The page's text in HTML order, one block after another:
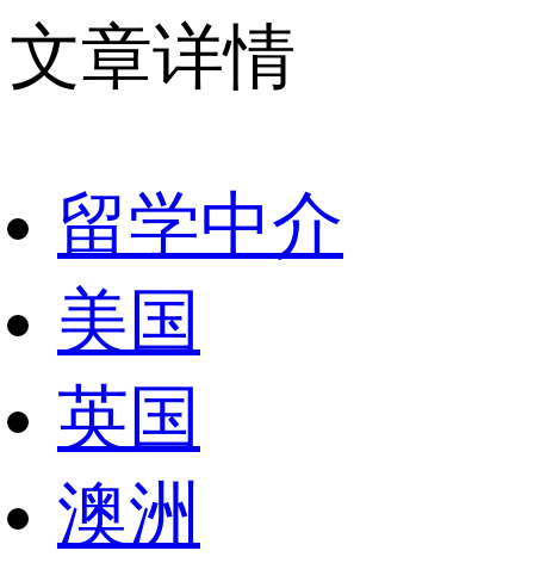
文章详情
留学中介
美国
英国
澳洲